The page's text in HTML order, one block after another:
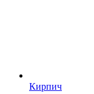
Кирпич